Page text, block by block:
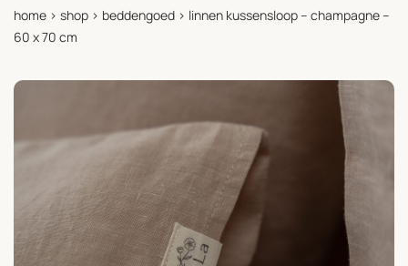
home > shop > beddengoed > linnen kussensloop – champagne –
60 x 70 cm